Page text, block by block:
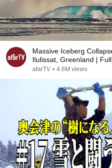
Massive Iceberg
Ilulissat, Greenland |
afarTV • 4.6M views